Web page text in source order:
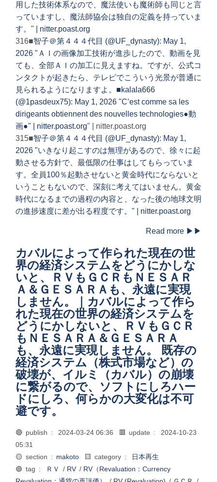
用した技術体系なので、魔法使いも魔術師も同じと言
っていますし、魔法師協会は独自の定義を持っていま
す。" | nitter.poast.org
316■智子＠第４４４代目 (@UF_dynasty): May 1,
2026 "ＡＩの画像加工技術が進歩したので、動画を見
ても、全部ＡＩの加工に見えますね。ですが、公式コ
ンタクトが起きたら、テレビでこういう光景が普通に
見られるようになりますよ。■kalala666
(@1pasdeux75): May 1, 2026 "C’est comme sa les
dirigeants obtiennent des nouvelles technologies●動
画●" | nitter.poast.org" | nitter.poast.org
315■智子＠第４４４代目 (@UF_dynasty): May 1,
2026 "いきなり起こすのは無理があるので、徐々に起
動させる方針で、最低限の仕事はしてもらっていま
す。全員100％起動させないと黄金時代にならないと
いうこともないので、深刻に考えてはいません。黄金
時代になるまでの過程の内容と、なった後の地球文明
の進捗速度に差が出る程度です。" | nitter.poast.org
Read more ▶▶
カバルによって作られた現在の世
界の経済システムをどうにかしな
いと、ＲＶもＧＣＲもＮＥＳＡＲ
Ａ＆ＧＥＳＡＲＡも、永遠に実現
しません。｜カバルによって作ら
れた現在の世界の経済システムを
どうにかしないと、ＲＶもＧＣＲ
もＮＥＳＡＲＡ＆ＧＥＳＡＲＡ
も、永遠に実現しません。 既存の
経済システム（株式市場など）の
破壊が、イルミ（カバル）の崩壊
に繋がるので、ソフトにしろハー
ドにしろ、何らかの大変化は不可
避です。
🔴 publish : 2024-03-24 06:36 🟥 update :
2024-10-23
05:31
🟡 section : makoto 🟨 category :
日本再生
🟢 tag :
ＲＶ / RV / RV（Revaluation：Currency